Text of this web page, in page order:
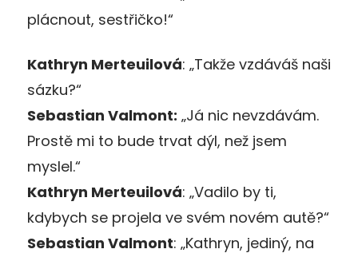
plácnout, sestřičko!“
Kathryn Merteuilová: „Takže vzdáváš naši
sázku?“
Sebastian Valmont: „Já nic nevzdávám.
Prostě mi to bude trvat dýl, než jsem
myslel.“
Kathryn Merteuilová: „Vadilo by ti,
kdybych se projela ve svém novém autě?“
Sebastian Valmont: „Kathryn, jediný, na